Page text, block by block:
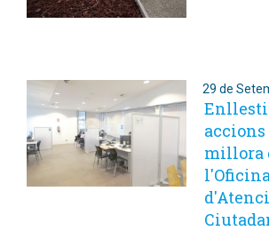
29 de
accions
millora